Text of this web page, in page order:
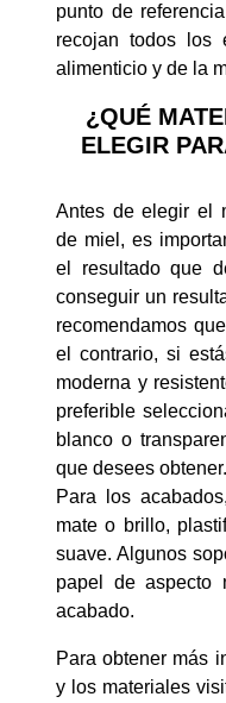
punto de
recojan todos los
alimenticio y de la
¿QUÉ
ELEGIR
Antes de elegir el
de miel, es
el resultado que
conseguir un
recomendamos
el contrario, si
moderna y
preferible
blanco o
que desees obtener.
Para los
mate o brillo,
suave. Algunos
papel de aspecto
acabado.
Para obtener más
y los materiales